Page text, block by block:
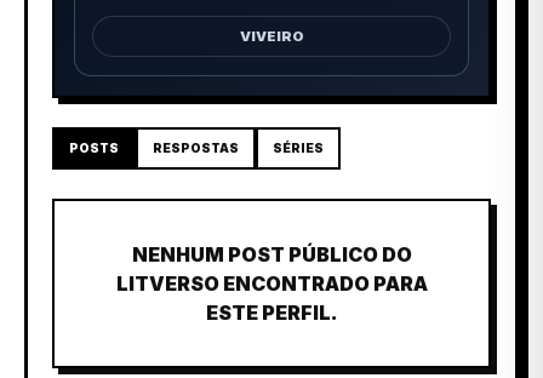
VIVEIRO
POSTS RESPOSTAS SÉRIES
NENHUM POST PÚBLICO DO
LITVERSO ENCONTRADO PARA
ESTE PERFIL.